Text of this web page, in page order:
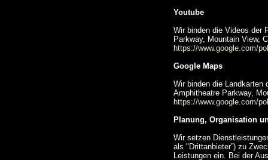
Youtube
Wir binden die Videos der
Parkway, Mountain View,
https://www.google.com/
Google Maps
Wir binden die Landkarten
Amphitheatre Parkway,
https://www.google.com/
Planung, Organisation
Wir setzen
als "Drittanbieter”) zu
Leistungen ein. Bei der